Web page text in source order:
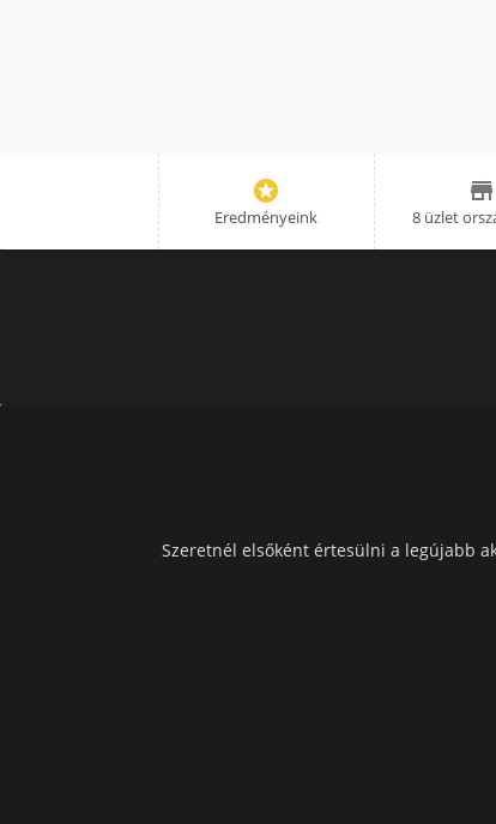

Eredményeink

8 üzlet
Szeretnél elsőként értesülni a legújabb